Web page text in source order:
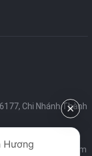
Chi Nhánh Thành
Hương